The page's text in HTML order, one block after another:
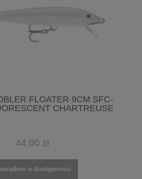
FLOATER 9CM SFC-
CHARTREUSE
44,00 zł
o dostępności